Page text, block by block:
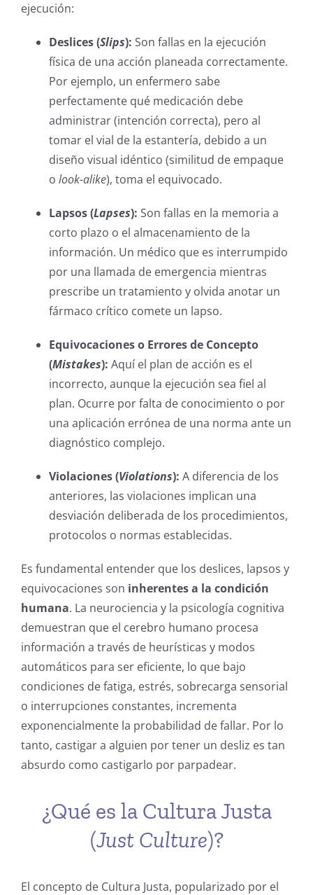
ejecución:
Deslices (Slips): Son fallas en la ejecución
física de una acción planeada correctamente.
Por ejemplo, un enfermero sabe
perfectamente qué medicación debe
administrar (intención correcta), pero al
tomar el vial de la estantería, debido a un
diseño visual idéntico (similitud de empaque
o look-alike), toma el equivocado.
Lapsos (Lapses): Son fallas en la memoria a
corto plazo o el almacenamiento de la
información. Un médico que es interrumpido
por una llamada de emergencia mientras
prescribe un tratamiento y olvida anotar un
fármaco crítico comete un lapso.
Equivocaciones o Errores de Concepto
(Mistakes): Aquí el plan de acción es el
incorrecto, aunque la ejecución sea fiel al
plan. Ocurre por falta de conocimiento o por
una aplicación errónea de una norma ante un
diagnóstico complejo.
Violaciones (Violations): A diferencia de los
anteriores, las violaciones implican una
desviación deliberada de los procedimientos,
protocolos o normas establecidas.
Es fundamental entender que los deslices, lapsos y
equivocaciones son inherentes a la condición
humana. La neurociencia y la psicología cognitiva
demuestran que el cerebro humano procesa
información a través de heurísticas y modos
automáticos para ser eficiente, lo que bajo
condiciones de fatiga, estrés, sobrecarga sensorial
o interrupciones constantes, incrementa
exponencialmente la probabilidad de fallar. Por lo
tanto, castigar a alguien por tener un desliz es tan
absurdo como castigarlo por parpadear.
¿Qué es la Cultura Justa
(Just Culture)?
El concepto de Cultura Justa, popularizado por el